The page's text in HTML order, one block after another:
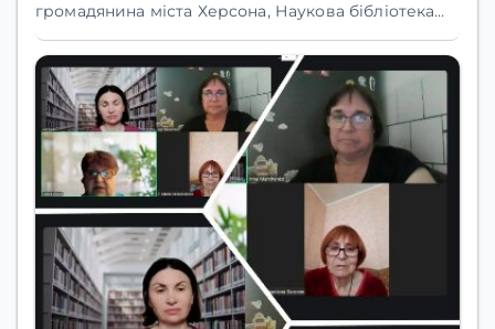
громадянина міста Херсона, Наукова бібліотека
ХДУ підготувала віртуальну книжкову виставку
«Павло Параскевич: життя, віддане науці й освіті».
Виставка вміщує літературу, що висвітлює
життєвий і творчий шлях Павла Кіндратовича.